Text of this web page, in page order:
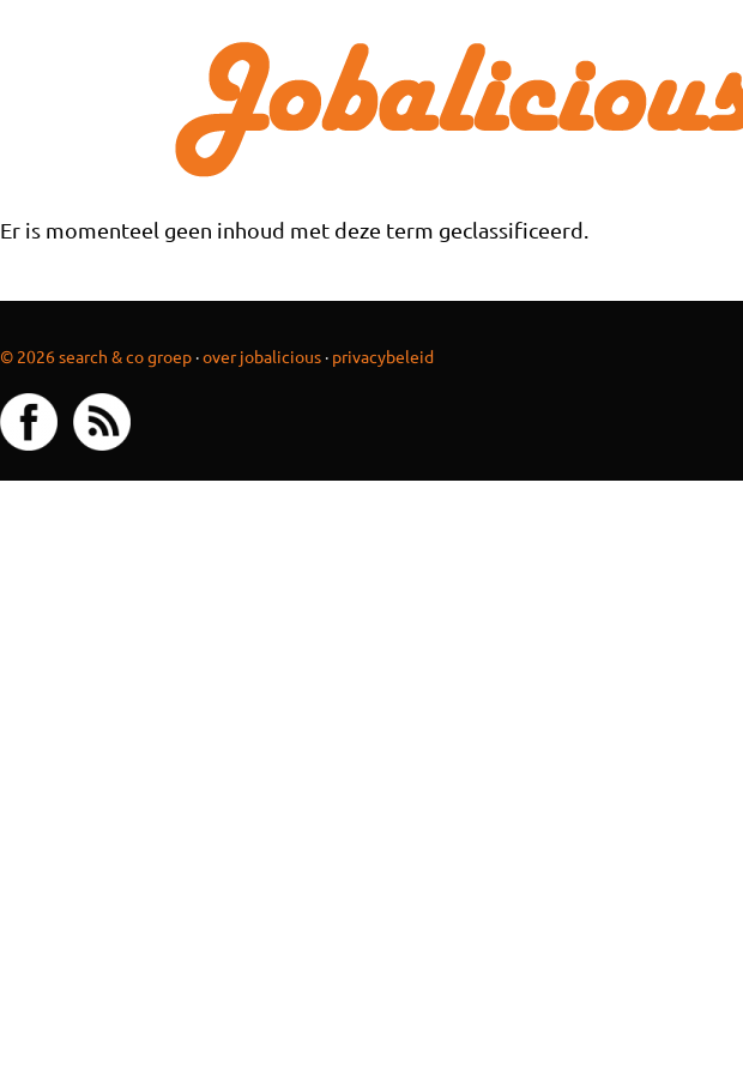
Er is momenteel geen inhoud met deze term geclassificeerd.
© 2026 search & co groep·over jobalicious· privacybeleid